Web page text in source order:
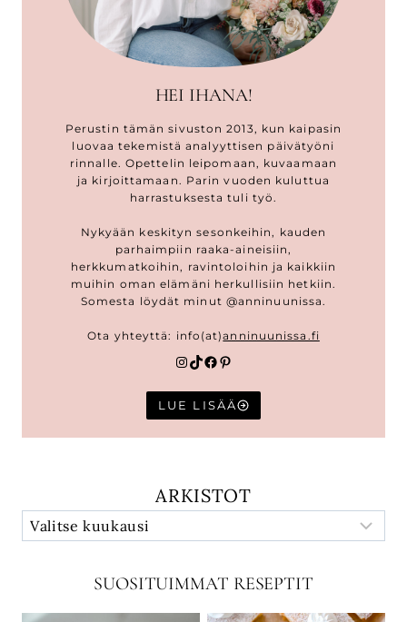
HEI IHANA!
Perustin tämän sivuston 2013, kun kaipasin
luovaa tekemistä analyyttisen päivätyöni
rinnalle. Opettelin leipomaan, kuvaamaan
ja kirjoittamaan. Parin vuoden kuluttua
harrastuksesta tuli työ.
Nykyään keskityn sesonkeihin, kauden
parhaimpiin raaka-aineisiin,
herkkumatkoihin, ravintoloihin ja kaikkiin
muihin oman elämäni herkullisiin hetkiin.
Somesta löydät minut @anninuunissa.
Ota yhteyttä: info(at)anninuunissa.fi
Instagram
TikTok
Facebook
Pinterest
LUE LISÄÄ
ARKISTOT
SUOSITUIMMAT RESEPTIT